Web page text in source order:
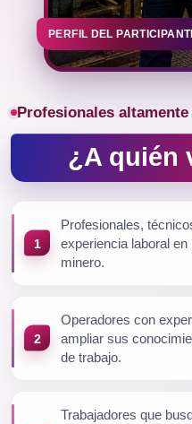
PERFIL DEL
Profesionales
¿A quién
Profesionales,
experiencia laboral
minero.
Operadores con
ampliar sus
de trabajo.
Trabajadores que